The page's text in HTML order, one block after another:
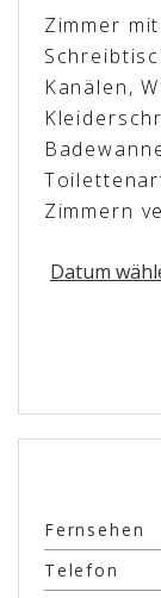
Zimmer
Kanälen,
Zimmern
Datum
Fernsehen
Telefon